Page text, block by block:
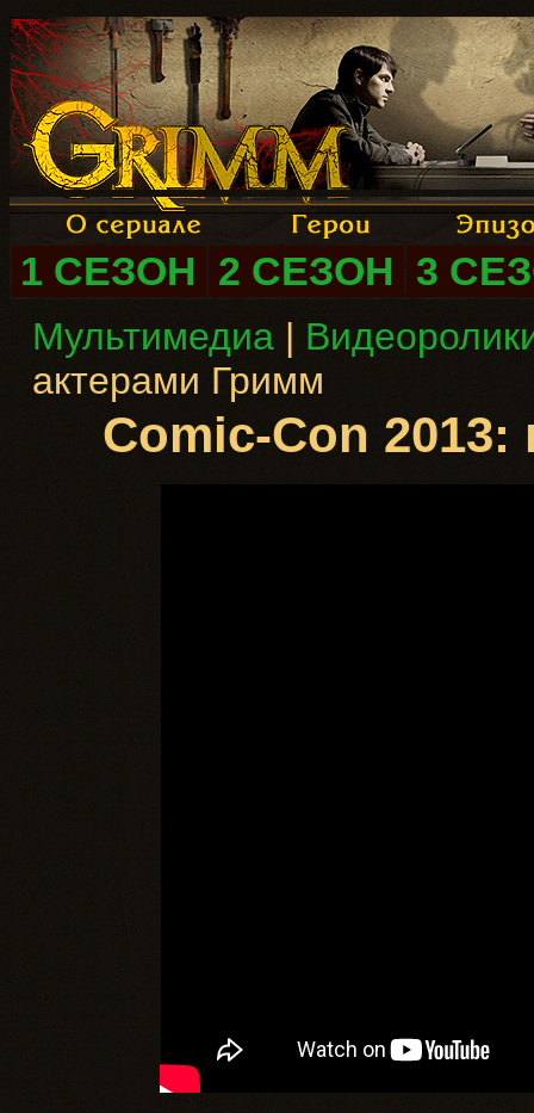
1 СЕЗОН 2 СЕЗОН 3
Мультимедиа |
актерами Гримм
Comic-Con